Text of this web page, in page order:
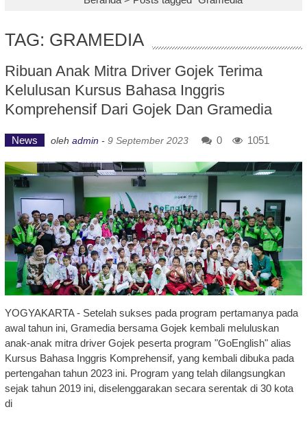
TAG: GRAMEDIA
Ribuan Anak Mitra Driver Gojek Terima
Kelulusan Kursus Bahasa Inggris
Komprehensif Dari Gojek Dan Gramedia
News oleh admin - 9 September 2023 0 1051
YOGYAKARTA - Setelah sukses pada program pertamanya pada
awal tahun ini, Gramedia bersama Gojek kembali meluluskan
anak-anak mitra driver Gojek peserta program "GoEnglish" alias
Kursus Bahasa Inggris Komprehensif, yang kembali dibuka pada
pertengahan tahun 2023 ini. Program yang telah dilangsungkan
sejak tahun 2019 ini, diselenggarakan secara serentak di 30 kota
di